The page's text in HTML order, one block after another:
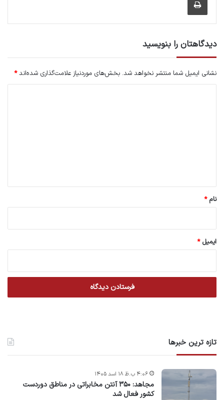
دیدگاهتان را بنویسید
نشانی ایمیل شما منتشر نخواهد شد. بخش‌های موردنیاز علامت‌گذاری شده‌اند*
نام*
ایمیل*
تازه ترین خبرها
مجاهد: ۳۵۰ آنتن مخابراتی در مناطق دوردست
کشور فعال شد
۴:۰۶ ب.ظ ۱۸ اسد ۱۴۰۵